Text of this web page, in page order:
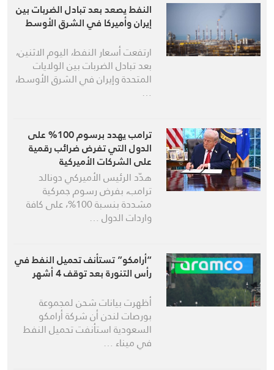
النفط يصعد بعد تبادل الضربات بين
إيران وأميركا في الشرق الأوسط
ارتفعت أسعار النفط، اليوم الاثنين،
بعد تبادل ‌الضربات بين الولايات
المتحدة وإيران في الشرق الأوسط،
…
ترامب يهدد برسوم 100% على
الدول التي تفرض ضرائب رقمية
على الشركات الأميركية
هدّد الرئيس الأميركي دونالد
ترامب، بفرض رسوم جمركية
مشددة بنسبة 100%، على كافة
واردات الدول …
“أرامكو” تستأنف تحميل النفط في
رأس التنورة بعد توقف 4 أشهر
أظهرت بيانات شحن لمجموعة
بورصات لندن أن شركة أرامكو
السعودية استأنفت تحميل ‌النفط
في ميناء …